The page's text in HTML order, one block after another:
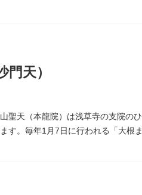
が提供されています。常連の方々
ている歴史あるものです。お立ち
天）
聖天（本龍院）は浅草寺の支院の
す。毎年1月7日に行われる「大根
）」は、聖天様を供養する最高の